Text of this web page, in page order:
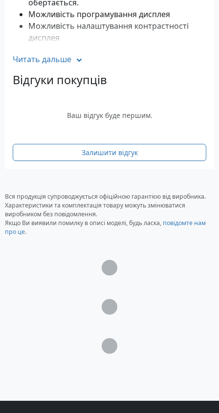
обертається.
Можливість програмування дисплея
Можливість налаштування контрастності
дисплея
функція Pengal Z PCS
CD та титри радіостанцій
Радіо Magi-Tune+ з 18FM/6AM
чейнджер та 6-дисковий CD чейнджер,
Функція iPod Control (необхідний
EA125B/CeNET iPod Interface)
дистанційного керування (Clarion CMRC1-SB,
Clarion CMRC2-SB)
Читать дальше
Відгуки покупців
Ваш відгук буде першим.
Залишити відгук
Вся продукція супроводжується офіційною гарантією від виробника.
Характеристики та комплектація товару можуть змінюватися
виробником без повідомлення.
Якщо Ви виявили помилку в описі моделі, будь ласка, повідомте нам
про це.
Загрузка...
Загрузка...
Загрузка...